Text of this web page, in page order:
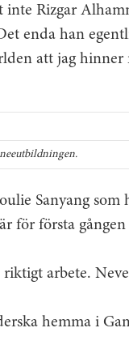
inte Rizgar
enda han
att jag hinner
Sanyang
för första
arbete.
hemma i